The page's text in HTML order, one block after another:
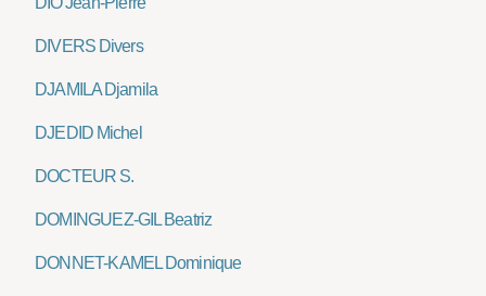
DIVERS Divers
DJAMILA Djamila
DJEDID Michel
DOCTEUR S.
DOMINGUEZ-GIL Beatriz
DONNET-KAMEL Dominique